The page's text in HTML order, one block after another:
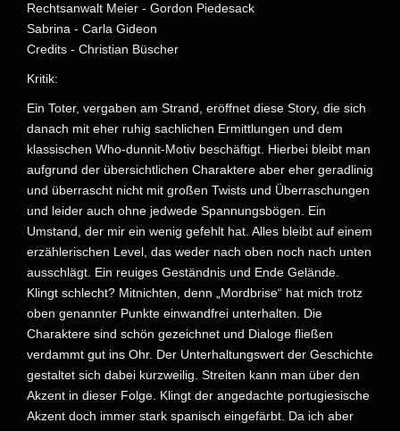
Rechtsanwalt Meier - Gordon Piedesack
Sabrina - Carla Gideon
Credits - Christian Büscher
Kritik:
Ein Toter, vergaben am Strand, eröffnet diese Story, die sich
danach mit eher ruhig sachlichen Ermittlungen und dem
klassischen Who-dunnit-Motiv beschäftigt. Hierbei bleibt man
aufgrund der übersichtlichen Charaktere aber eher geradlinig
und überrascht nicht mit großen Twists und Überraschungen
und leider auch ohne jedwede Spannungsbögen. Ein
Umstand, der mir ein wenig gefehlt hat. Alles bleibt auf einem
erzählerischen Level, das weder nach oben noch nach unten
ausschlägt. Ein reuiges Geständnis und Ende Gelände.
Klingt schlecht? Mitnichten, denn „Mordbrise“ hat mich trotz
oben genannter Punkte einwandfrei unterhalten. Die
Charaktere sind schön gezeichnet und Dialoge fließen
verdammt gut ins Ohr. Der Unterhaltungswert der Geschichte
gestaltet sich dabei kurzweilig. Streiten kann man über den
Akzent in dieser Folge. Klingt der angedachte portugiesische
Akzent doch immer stark spanisch eingefärbt. Da ich aber